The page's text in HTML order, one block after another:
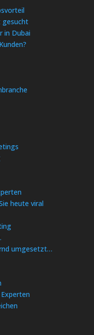
gesucht
in Dubai
heute viral
umgesetzt…